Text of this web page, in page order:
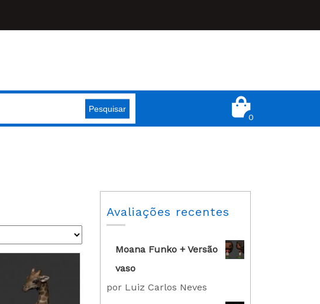
Pesquisar
0
Avaliações recentes
Moana Funko + Versão
vaso
por Luiz Carlos Neves